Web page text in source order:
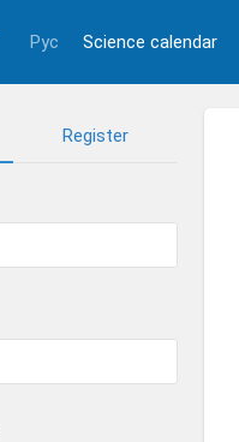
Рус Science calendar
Register